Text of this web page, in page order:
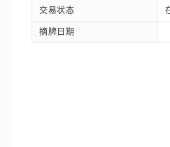
交易状态
摘牌日期